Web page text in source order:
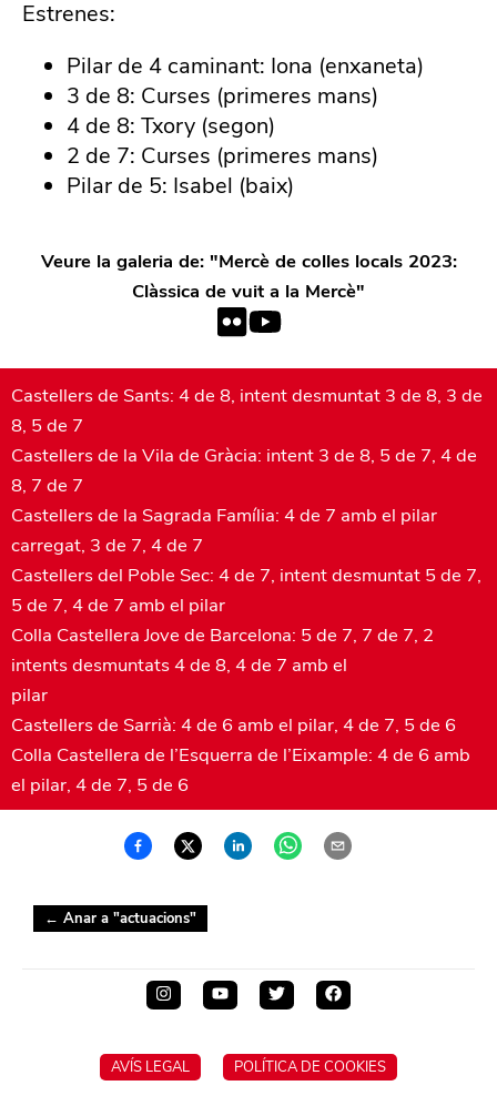
Estrenes:
Pilar de 4 caminant: Iona (enxaneta)
3 de 8: Curses (primeres mans)
4 de 8: Txory (segon)
2 de 7: Curses (primeres mans)
Pilar de 5: Isabel (baix)
Veure la galeria de: "Mercè de colles locals 2023:
Clàssica de vuit a la Mercè"
Castellers de Sants: 4 de 8, intent desmuntat 3 de 8, 3 de
8, 5 de 7
Castellers de la Vila de Gràcia: intent 3 de 8, 5 de 7, 4 de
8, 7 de 7
Castellers de la Sagrada Família: 4 de 7 amb el pilar
carregat, 3 de 7, 4 de 7
Castellers del Poble Sec: 4 de 7, intent desmuntat 5 de 7,
5 de 7, 4 de 7 amb el pilar
Colla Castellera Jove de Barcelona: 5 de 7, 7 de 7, 2
intents desmuntats 4 de 8, 4 de 7 amb el
pilar
Castellers de Sarrià: 4 de 6 amb el pilar, 4 de 7, 5 de 6
Colla Castellera de l’Esquerra de l’Eixample: 4 de 6 amb
el pilar, 4 de 7, 5 de 6
← Anar a "actuacions"
AVÍS LEGAL POLÍTICA DE COOKIES